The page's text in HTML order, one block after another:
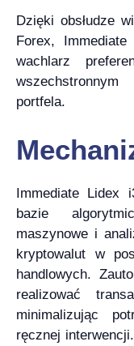
Dzięki obsłudze
Forex,
wachlarz
portfela.
Immediate Lidex
bazie
maszynowe i
kryptowalut w
handlowych.
realizować
minimalizując
ręcznej